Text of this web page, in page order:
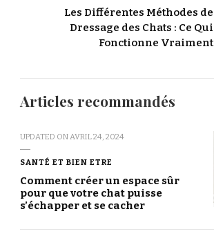
Les Différentes Méthodes de
Dressage des Chats : Ce Qui
Fonctionne Vraiment
Articles recommandés
UPDATED ONAVRIL 24, 2024
SANTÉ ET BIEN ETRE
Comment créer un espace sûr
pour que votre chat puisse
s’échapper et se cacher